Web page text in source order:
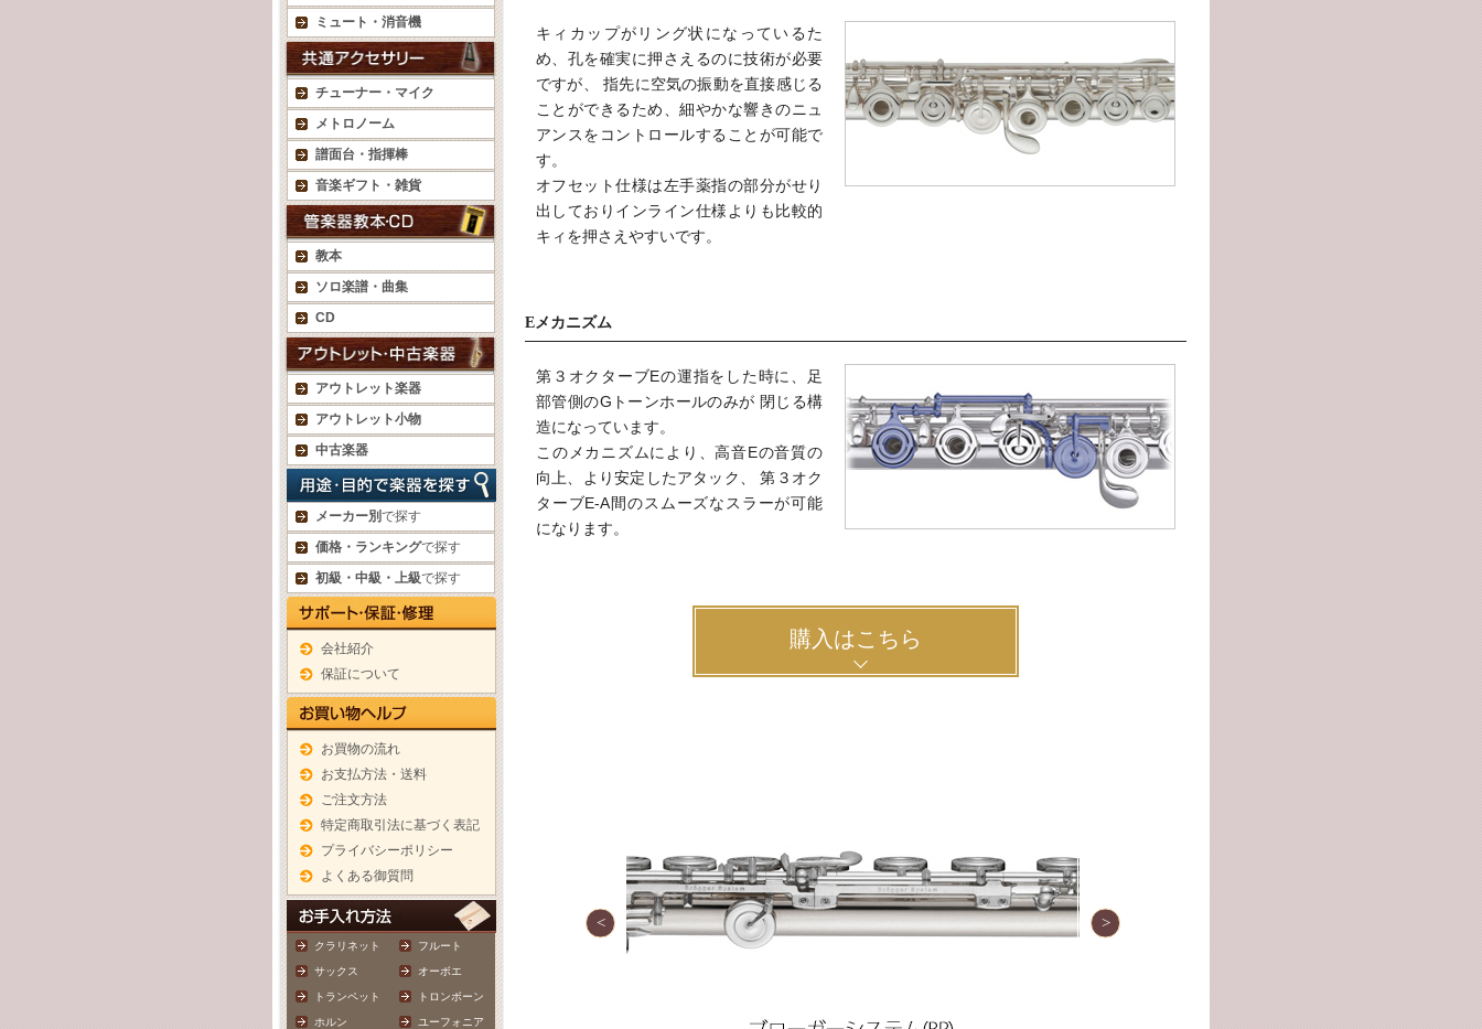
ミュート・消音機
チューナー・マイク
メトロノーム
譜面台・指揮棒
音楽ギフト・雑貨
教本
ソロ楽譜・曲集
CD
アウトレット楽器
アウトレット小物
中古楽器
メーカー別で探す
価格・ランキングで探す
初級・中級・上級で探す
会社紹介
保証について
お買物の流れ
お支払方法・送料
ご注文方法
特定商取引法に基づく表記
プライバシーポリシー
よくある御質問
クラリネット フルート
サックス オーボエ
トランペット トロンボーン
ホルン
ユーフォニア
キィカップがリング状になっているた
め、孔を確実に押さえるのに技術が必要
ですが、 指先に空気の振動を直接感じる
ことができるため、細やかな響きのニュ
アンスをコントロールすることが可能で
す。
オフセット仕様は左手薬指の部分がせり
出しておりインライン仕様よりも比較的
キィを押さえやすいです。
Eメカニズム
第３オクターブEの運指をした時に、足
部管側のGトーンホールのみが 閉じる構
造になっています。
このメカニズムにより、高音Eの音質の
向上、より安定したアタック、 第３オク
ターブE-A間のスムーズなスラーが可能
になります。
購入はこちら